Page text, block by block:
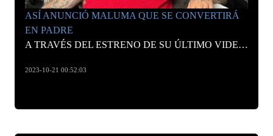
ASÍ ANUNCIÓ MALUMA QUE SE CONVERTIRÁ
EN PADRE
A TRAVÉS DEL ESTRENO DE SU ÚLTIMO VIDEOCLIP, EL COLOMBIANO COMPARTIÓ LA NOTICIA CON SUS FANÁTICOS EN UN CONCIERTO QUE DIO EN WASHINGTON.
2023-10-21 00:52:03